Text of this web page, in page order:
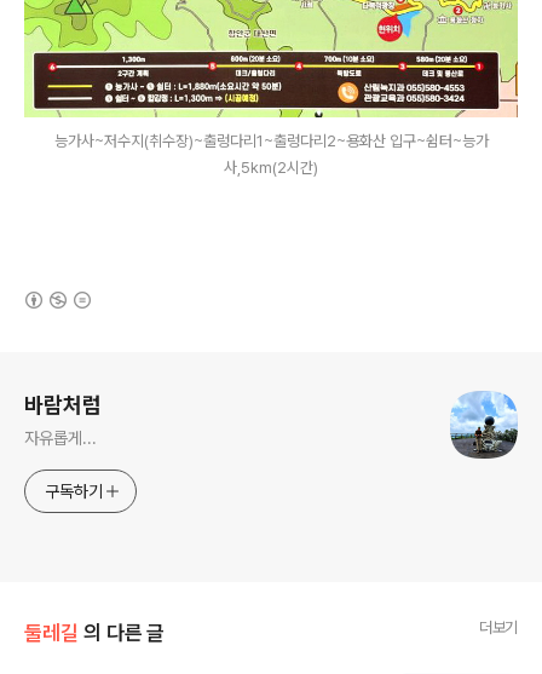
능가사~저수지(취수장)~출렁다리1~출렁다리2~용화산 입구~쉼터~능가
사,5km(2시간)
바람처럼
자유롭게...
구독하기
둘레길 의 다른 글 더보기